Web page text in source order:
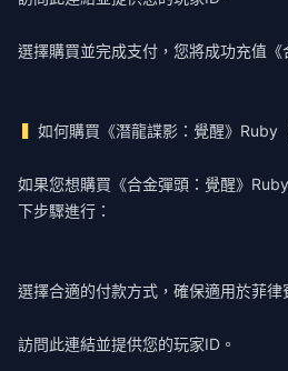
選擇購買並完成支付，您將成功充值《
如何購買《潛龍諜影：覺醒》Ruby
如果您想購買《合金彈頭：覺醒》
下步驟進行：
選擇合適的付款方式，確保適用於菲律
訪問此連結並提供您的玩家ID。